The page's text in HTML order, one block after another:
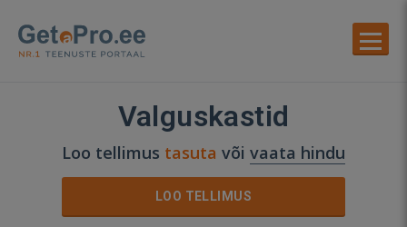
Valguskastid
Loo tellimus tasuta või vaata hindu
LOO TELLIMUS